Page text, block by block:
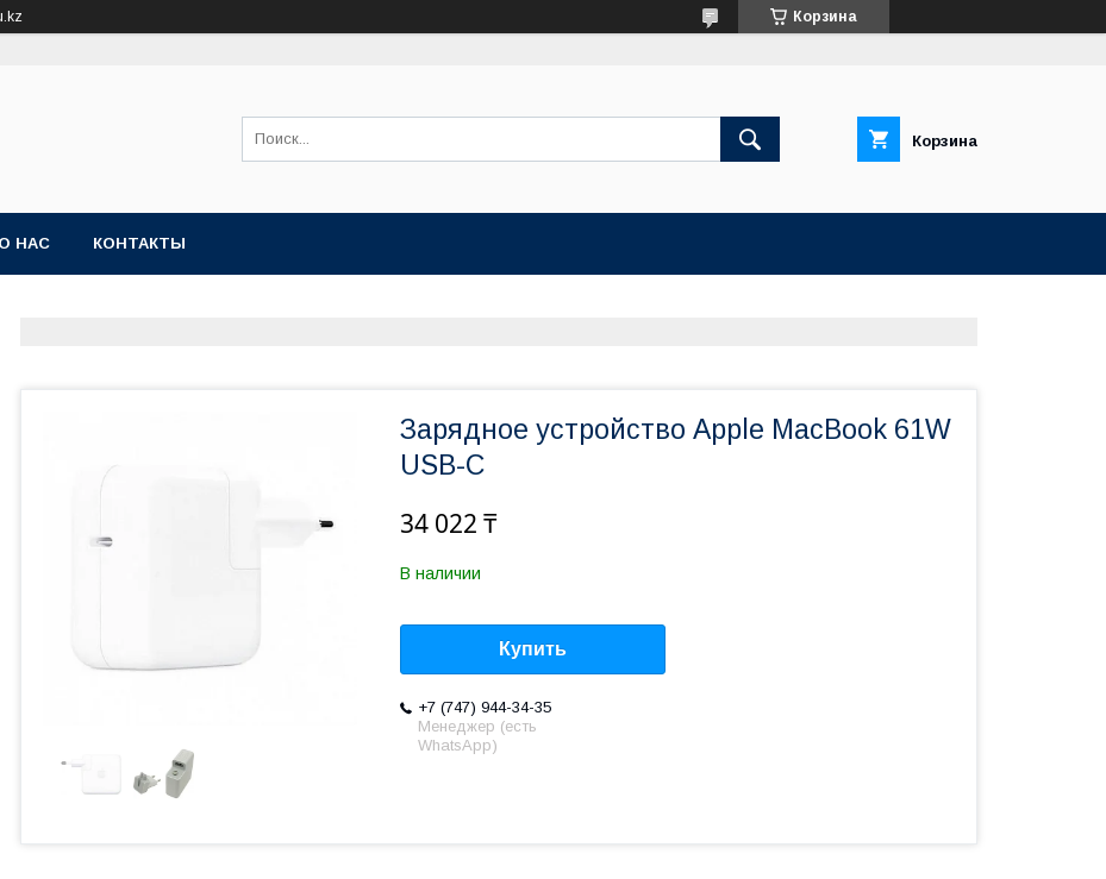
Корзина
Корзина
О НАС КОНТАКТЫ
Зарядное устройство Apple MacBook 61W
USB-C
34 022 ₸
В наличии
Купить
+7 (747) 944-34-35
Менеджер (есть
WhatsApp)